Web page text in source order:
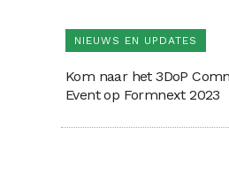
NIEUWS EN UPDATES
Kom naar het 3DoP
Event op Formnext 2023